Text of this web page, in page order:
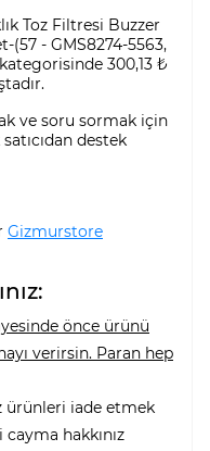
Toz Filtresi Buzzer
(57 - GMS8274-5563,
300,13 ₺
ve soru sormak için
destek
Gizmurstore
önce ürünü
verirsin. Paran hep
ürünleri iade etmek
hakkınız